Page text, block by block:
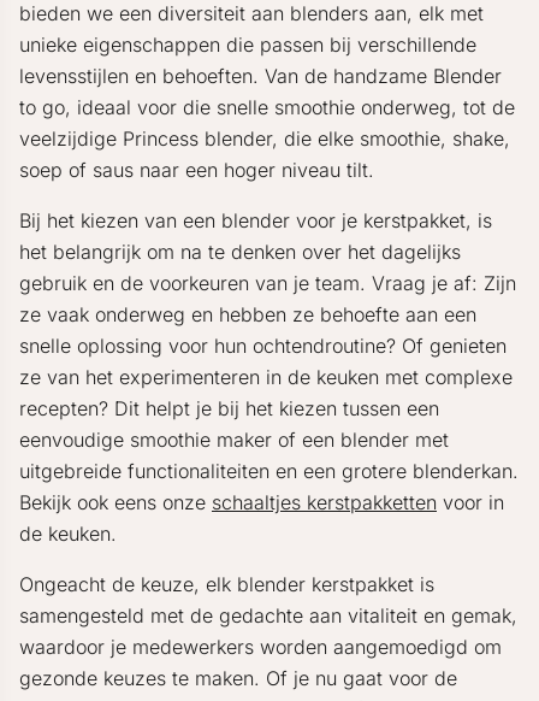
bieden we een diversiteit aan blenders aan, elk met
unieke eigenschappen die passen bij verschillende
levensstijlen en behoeften. Van de handzame Blender
to go, ideaal voor die snelle smoothie onderweg, tot de
veelzijdige Princess blender, die elke smoothie, shake,
soep of saus naar een hoger niveau tilt.
Bij het kiezen van een blender voor je kerstpakket, is
het belangrijk om na te denken over het dagelijks
gebruik en de voorkeuren van je team. Vraag je af: Zijn
ze vaak onderweg en hebben ze behoefte aan een
snelle oplossing voor hun ochtendroutine? Of genieten
ze van het experimenteren in de keuken met complexe
recepten? Dit helpt je bij het kiezen tussen een
eenvoudige smoothie maker of een blender met
uitgebreide functionaliteiten en een grotere blenderkan.
Bekijk ook eens onze schaaltjes kerstpakketten voor in
de keuken.
Ongeacht de keuze, elk blender kerstpakket is
samengesteld met de gedachte aan vitaliteit en gemak,
waardoor je medewerkers worden aangemoedigd om
gezonde keuzes te maken. Of je nu gaat voor de